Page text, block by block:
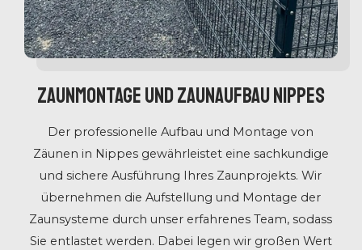
Zaunmontage und Zaunaufbau Nippes
Der professionelle Aufbau und Montage von
Zäunen in Nippes gewährleistet eine sachkundige
und sichere Ausführung Ihres Zaunprojekts. Wir
übernehmen die Aufstellung und Montage der
Zaunsysteme durch unser erfahrenes Team, sodass
Sie entlastet werden. Dabei legen wir großen Wert